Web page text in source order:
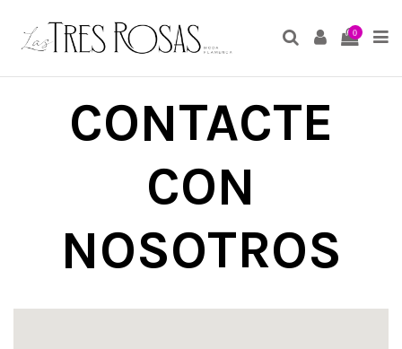
0
CONTACTE
CON
NOSOTROS